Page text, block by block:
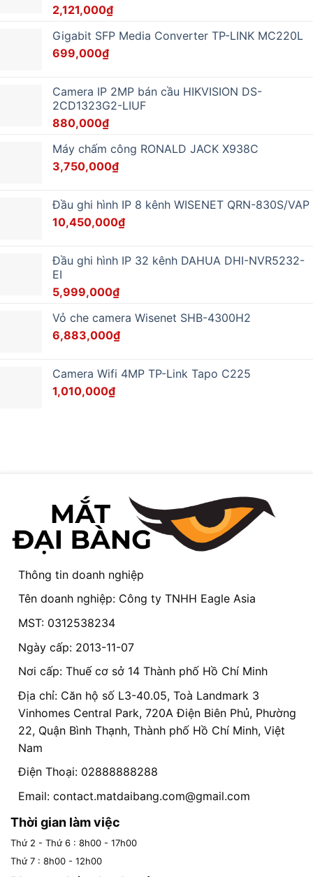
2,121,000₫
Gigabit SFP Media Converter TP-LINK MC220L
699,000₫
Camera IP 2MP bán cầu HIKVISION DS-
2CD1323G2-LIUF
880,000₫
Máy chấm công RONALD JACK X938C
3,750,000₫
Đầu ghi hình IP 8 kênh WISENET QRN-830S/VAP
10,450,000₫
Đầu ghi hình IP 32 kênh DAHUA DHI-NVR5232-
EI
5,999,000₫
Vỏ che camera Wisenet SHB-4300H2
6,883,000₫
Camera Wifi 4MP TP-Link Tapo C225
1,010,000₫
Thông tin doanh nghiệp
Tên doanh nghiệp: Công ty TNHH Eagle Asia
MST: 0312538234
Ngày cấp: 2013-11-07
Nơi cấp: Thuế cơ sở 14 Thành phố Hồ Chí Minh
Địa chỉ: Căn hộ số L3-40.05, Toà Landmark 3
Vinhomes Central Park, 720A Điện Biên Phủ, Phường
22, Quận Bình Thạnh, Thành phố Hồ Chí Minh, Việt
Nam
Điện Thoại: 02888888288
Email: contact.matdaibang.com@gmail.com
Thời gian làm việc
Thứ 2 - Thứ 6 : 8h00 - 17h00
Thứ 7 : 8h00 - 12h00